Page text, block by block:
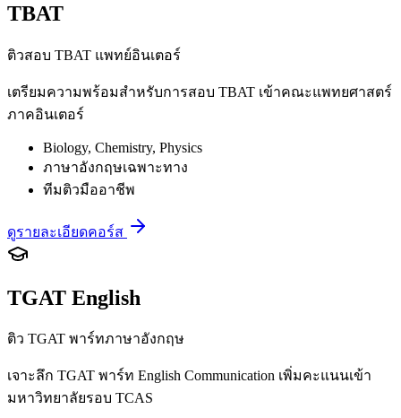
TBAT
ติวสอบ TBAT แพทย์อินเตอร์
เตรียมความพร้อมสำหรับการสอบ TBAT เข้าคณะแพทยศาสตร์
ภาคอินเตอร์
Biology, Chemistry, Physics
ภาษาอังกฤษเฉพาะทาง
ทีมติวมืออาชีพ
ดูรายละเอียดคอร์ส
TGAT English
ติว TGAT พาร์ทภาษาอังกฤษ
เจาะลึก TGAT พาร์ท English Communication เพิ่มคะแนนเข้า
มหาวิทยาลัยรอบ TCAS